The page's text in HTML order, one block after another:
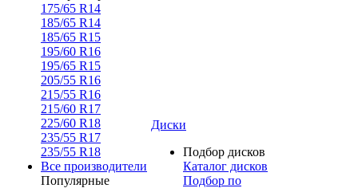
175/65 R14
185/65 R14
185/65 R15
195/60 R16
195/65 R15
205/55 R16
215/55 R16
215/60 R17
225/60 R18
235/55 R17
235/55 R18
Все производители
Популярные
Диски
Подбор дисков
Каталог дисков
Подбор по